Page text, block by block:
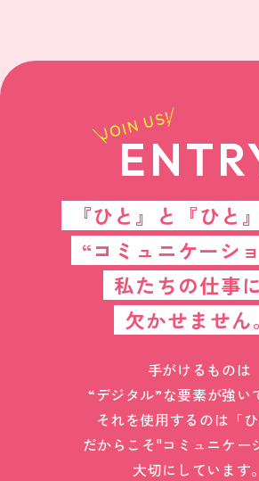
JOIN US!
『ひと』と『ひと
“コミュニケーシ
私たちの仕事
欠かせません。
手がけるものは
“デジタル”な要素が強い
それを使用するのは「ひ
だからこそ"コミュニケー
大切にしています。